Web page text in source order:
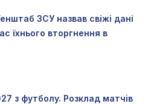
ЗСУ назвав свіжі дані
їхнього вторгнення в
з футболу. Розклад матчів